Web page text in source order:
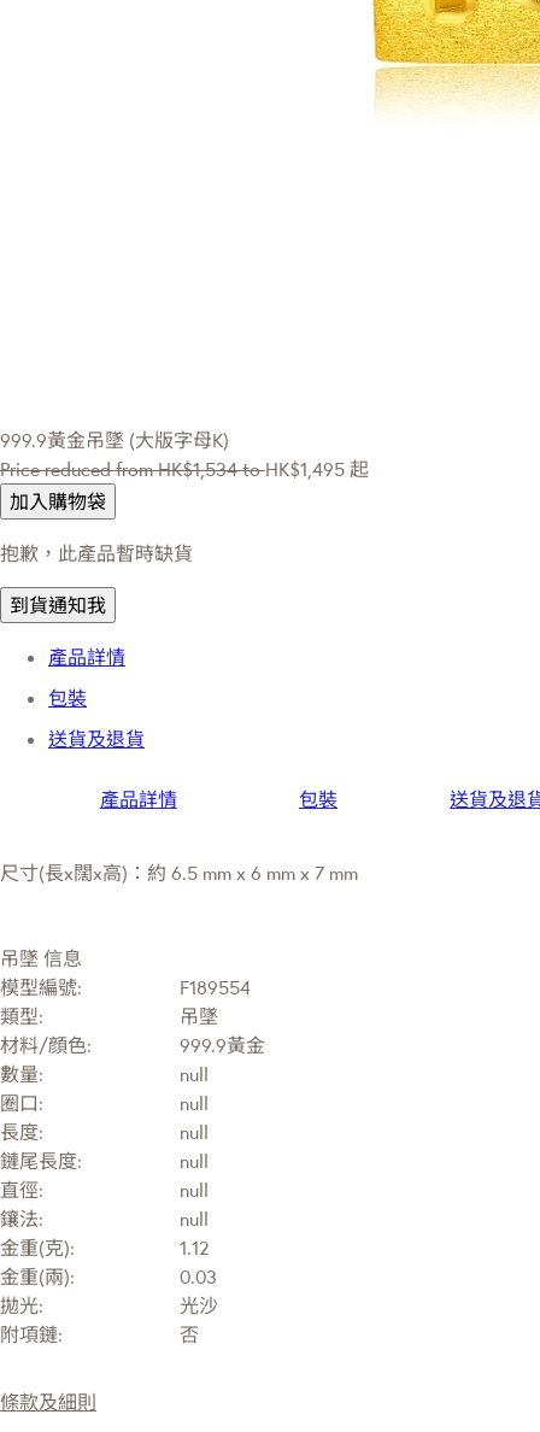
999.9黃金吊墜 (大版字母K)
Price reduced fromHK$1,534 toHK$1,495 起
加入購物袋
抱歉，此產品暫時缺貨
到貨通知我
產品詳情
包裝
送貨及退貨
產品詳情 包裝 送貨及退
尺寸(長x闊x高)：約 6.5 mm x 6 mm x 7 mm
吊墜 信息
模型編號:
F189554
類型:
吊墜
材料/顔色:
999.9黃金
數量:
null
圈口:
null
長度:
null
鏈尾長度:
null
直徑:
null
鑲法:
null
金重(克):
1.12
金重(兩):
0.03
拋光:
光沙
附項鏈:
否
條款及細則